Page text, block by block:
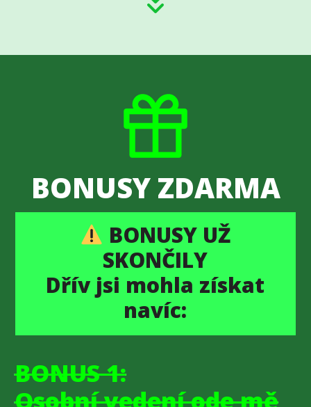
BONUSY ZDARMA
BONUSY UŽ
SKONČILY
Dřív jsi mohla získat
navíc:
BONUS 1: